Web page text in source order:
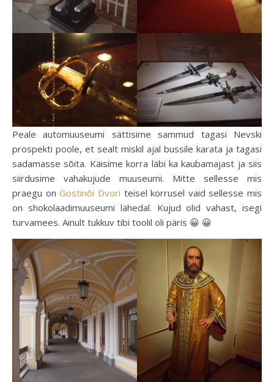
Peale automuuseumi sättisime sammud tagasi Nevski
prospekti poole, et sealt miskil ajal bussile karata ja tagasi
sadamasse sõita. Käisime korra läbi ka kaubamajast ja siis
siirdusime vahakujude muuseumi. Mitte sellesse mis
praegu onGostinõi Dvori teisel korrusel vaid sellesse mis
on shokolaadimuuseumi lähedal. Kujud olid vahast, isegi
turvamees. Ainult tukkuv tibi toolil oli päris 😀 😀